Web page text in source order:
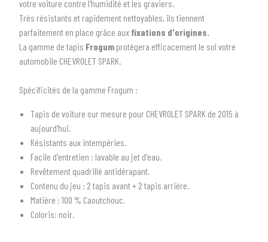
SÉLECTIONNEZ LE TYPE DE VOTRE VÉHICULE
Tous les types
2SÉLECTIONNEZ LA MARQUE DE VOTRE VÉHICULE
Toutes les marques
votre voiture contre l'humidité et les graviers.
Très résistants et rapidement nettoyables, ils tiennent
parfaitement en place grâce aux fixations d'origines.
La gamme de tapis Frogum protégera efficacement le sol votre
automobile CHEVROLET SPARK
Spécificités de la gamme Frogum :
Tapis de voiture sur mesure pour CHEVROLET SPARK de 2015 à
aujourd'hui.
Résistants aux intempéries.
Facile d'entretien : lavable au jet d'eau.
Revêtement quadrillé antidérapant.
Contenu du jeu : 2 tapis avant + 2 tapis arrière.
Matière : 100 % Caoutchouc.
Coloris: noir.